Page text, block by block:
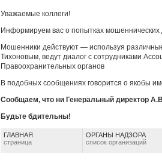
Уважаемые коллеги!
Информируем вас о попытках
Мошенники действуют — используя
Тихоновым, ведут диалог с сотрудниками
Правоохранительных органов
В подобных сообщениях говорится о якобы
Сообщаем, что ни Генеральный директор
Будьте бдительны!
ГЛАВНАЯ
страница
ОРГАНЫ НАДЗОРА
список организаций